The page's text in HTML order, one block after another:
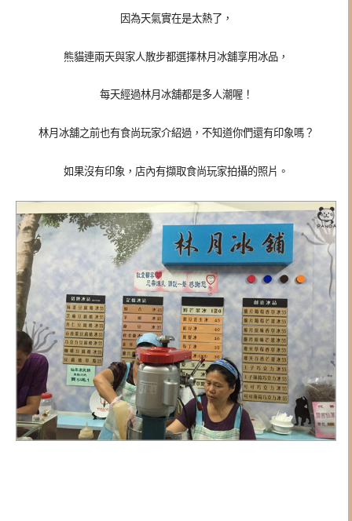
因為天氣實在是太熱了，
熊貓連兩天與家人散步都選擇林月冰舖享用冰品，
每天經過林月冰舖都是多人潮喔！
林月冰舖之前也有食尚玩家介紹過，不知道你們還有印象嗎？
如果沒有印象，店內有擷取食尚玩家拍攝的照片。